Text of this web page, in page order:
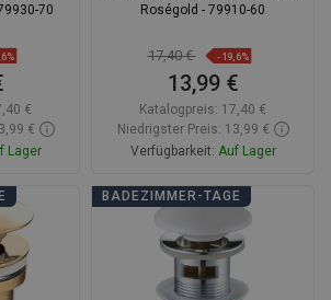
70
€
€
Lager
Favorit
Roségold - 79910-60
17,40 € -19,6%
13,99 €
Katalogpreis: 17,40 €
Niedrigster Preis: 13,99 €
Verfügbarkeit: Auf Lager
In den Warenkorb
favorite_border Favorit
Vergleichen
BADEZIMMER-TAGE